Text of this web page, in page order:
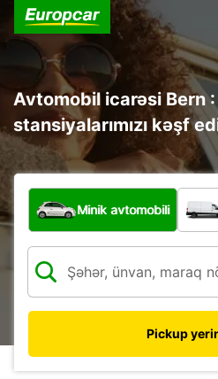
Avtomobil icarəsi Bern
stansiyalarımızı kəşf
Hansı növ nəqliyyat vasitəsi?
Minik avtomobili
Pickup